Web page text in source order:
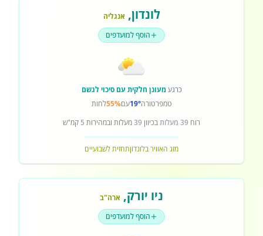
לונדון, אנגליה
הוסף למועדפים
כרגעמעונן חלקית עם סיכוי לגשם
טמפרטורה19°עם55%לחות
רוח 39 מעלות בכיוון39מעלות ובמהירות 5 קמ"ש
מזג האוויר בלונדוןתחזית לשבועיים
ניו יורק, ארה"ב
הוסף למועדפים